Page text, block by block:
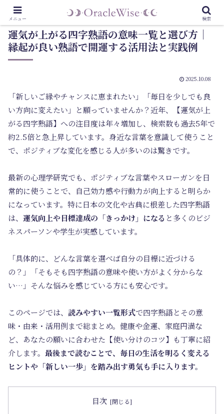
運気が上がる四字熟語の意味一覧と選び方｜
縁起が良い熟語で開運する活用法と実践例
2025.10.08
「新しいご縁やチャンスに恵まれたい」「毎日を少しでも良
い方向に変えたい」と願っていませんか？近年、【運気が上
がる四字熟語】への注目度は年々増加し、検索数も過去5年で
約2.5倍と急上昇しています。身近な言葉を意識して使うこと
で、ポジティブな変化を感じる人が多いのは驚きです。
最新の心理学研究でも、ポジティブな言葉やスローガンを日
常的に使うことで、自己効力感や行動力が向上すると明らか
になっています。特に日本の文化や古典に根差した四字熟語
は、 運気向上や目標達成の「きっかけ」になる と多くのビジ
ネスパーソンや学生が実感しています。
「具体的に、どんな言葉を選べば自分の目標に近づける
の？」「そもそも四字熟語の意味や使い方がよく分からな
い…」そんな悩みを感じている方にも安心です。
このページでは、 読みやすい一覧形式で四字熟語とその意
味・由来・活用例まで総まとめ。健康や金運、家庭円満な
ど、あなたの願いに合わせた【使い分けのコツ】も丁寧に紹
介します。 最後まで読むことで、毎日の生活を明るく変える
ヒントや「新しい一歩」を踏み出す勇気も手に入ります。
目次
メニュー 検索